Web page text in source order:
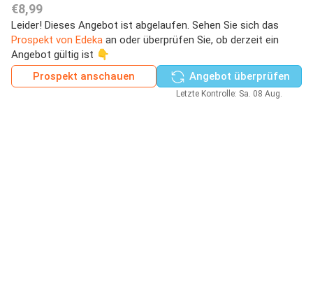
€8,99
Leider! Dieses Angebot ist abgelaufen. Sehen Sie sich das
Prospekt von Edeka an oder überprüfen Sie, ob derzeit ein
Angebot gültig ist 👇
Prospekt anschauen
Angebot überprüfen
Letzte Kontrolle: Sa. 08 Aug.